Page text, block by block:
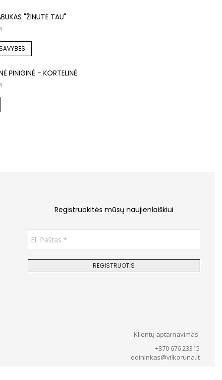
"ŽINUTĖ TAU"
PINIGINĖ - KORTELINĖ
Registruokitės mūsų naujienlaiškiui
Klientų aptarnavimas:
+370 676 23315
odininkas@vilkoruna.lt